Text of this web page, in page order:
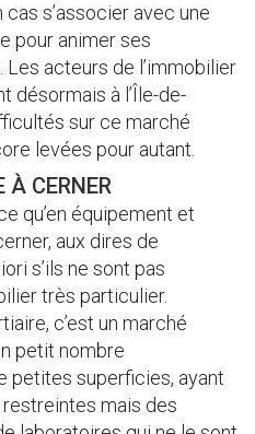
s’associer avec une
pour animer ses
acteurs de l’immobilier
désormais à l’Île-de-
sur ce marché
levées pour autant.
À CERNER
qu’en équipement et
aux dires de
s’ils ne sont pas
très particulier.
c’est un marché
petit nombre
petites superficies, ayant
mais des